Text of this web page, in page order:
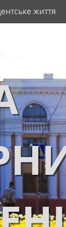
життя